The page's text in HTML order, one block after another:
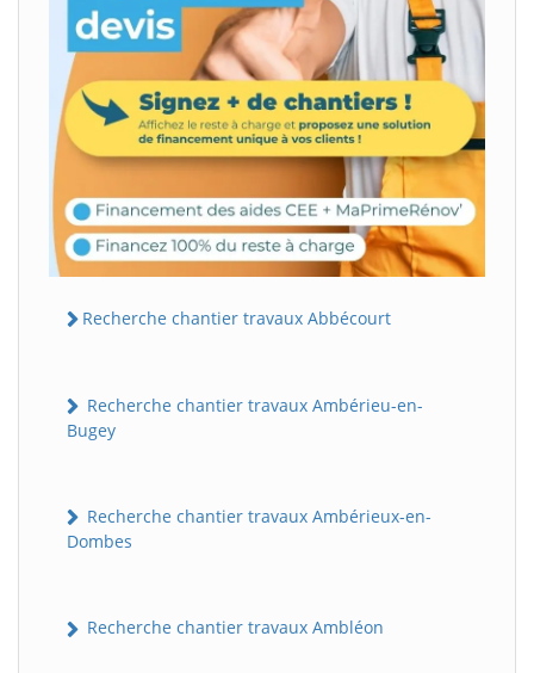
Recherche chantier travaux Abbécourt
Recherche chantier travaux Ambérieu-en-
Bugey
Recherche chantier travaux Ambérieux-en-
Dombes
Recherche chantier travaux Ambléon